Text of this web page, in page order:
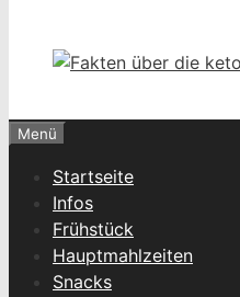
Menü
Startseite
Infos
Frühstück
Hauptmahlzeiten
Snacks